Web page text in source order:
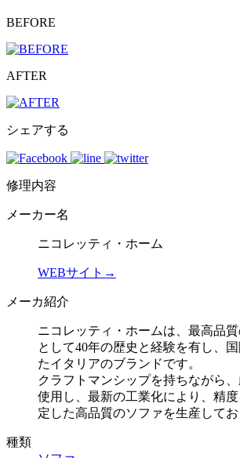
BEFORE
AFTER
シェアする
修理内容
メーカー名
ニコレッティ・ホーム
WEBサイト→
メーカ紹介
ニコレッティ・ホームは、最高品
として40年の歴史と経験を有し、
たイタリアのブランドです。
クラフトマンシップを持ちながら
使用し、最新の工業化により、精
定した高品質のソファを生産してお
種類